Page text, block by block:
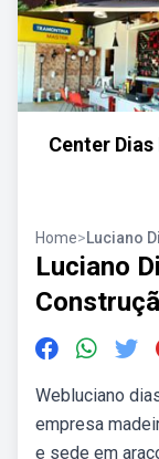
Center
Home>Luciano
Luciano
Webluciano
empresa
e sede em